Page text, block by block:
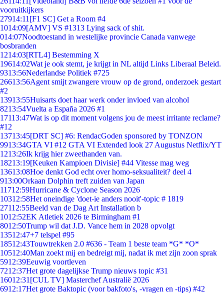
vooruitkijkers
27914:11 [F1 SC] Get a Room #4
1014:09[AMV] VS #1313 Lying sack of shit.
014:07Noodtoestand in westelijke provincie Canada vanwege
bosbranden
1214:03[RTL4] Bestemming X
19614:02Wat je ook stemt, je krijgt in NL altijd Links Liberaal Beleid.
9313:56Nederlandse Politiek #725
26613:56Agent smijt zwangere vrouw op de grond, onderzoek gestart
#2
13913:55Huisarts doet haar werk onder invloed van alcohol
8213:54Vuelta a España 2026 #1
17113:47Wat is op dit moment volgens jou de meest irritante reclame?
#12
13713:45[DRT SC] #6: RendacGoden sponsored by TONZON
9913:34GTA VI #12 GTA VI Extended look 27 Augustus Netflix/YT
1213:26Ik krijg hier zweethanden van.
18213:19[Keuken Kampioen Divisie] #44 Vitesse mag weg
13613:08Hoe denkt God echt over homo-seksualiteit? deel 4
913:00Orkaan Dolphin treft zuiden van Japan
11712:59Hurricane & Cyclone Season 2026
10312:58Het oneindige 'doet-ie anders nooit'-topic # 1819
27112:55Beeld van de Dag Art Installation b
1012:52EK Atletiek 2026 te Birmingham #1
8012:50Trump wil dat J.D. Vance hem in 2028 opvolgt
13512:47+7 telspel #95
18512:43Touwtrekken 2.0 #636 - Team 1 beste team *G* *O*
10512:40Man zoekt mij en bedreigt mij, nadat ik met zijn zoon sprak
5912:39Eeuwig voortleven
7212:37Het grote dagelijkse Trump nieuws topic #31
16012:31 [CUL TV] Masterchef Australië 2026
6912:17Het grote Baktopic (voor bakfoto's, -vragen en -tips) #42